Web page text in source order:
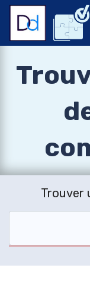
Trouver